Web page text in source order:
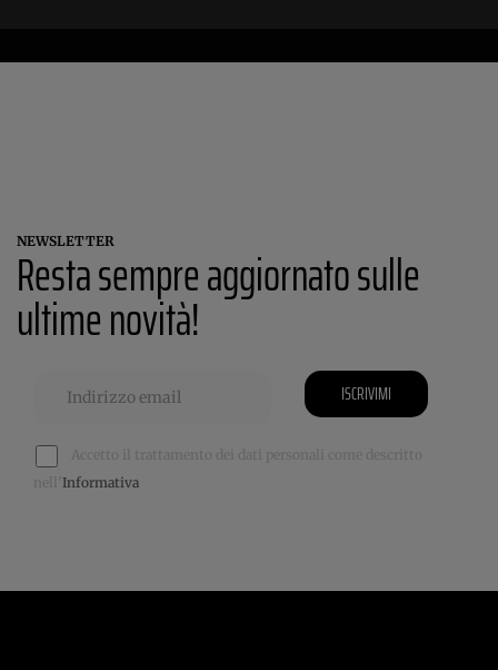
NEWSLETTER
Resta sempre aggiornato sulle
ultime novità!
ISCRIVIMI
Accetto il trattamento dei dati personali come descritto
nell' Informativa